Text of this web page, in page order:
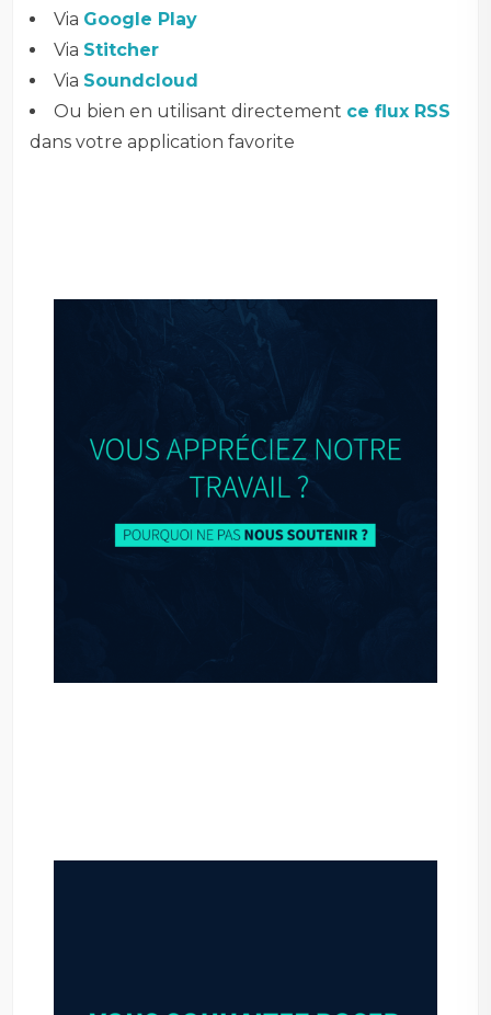
Via Google Play
Via Stitcher
Via Soundcloud
Ou bien en utilisant directement ce flux RSS
dans votre application favorite